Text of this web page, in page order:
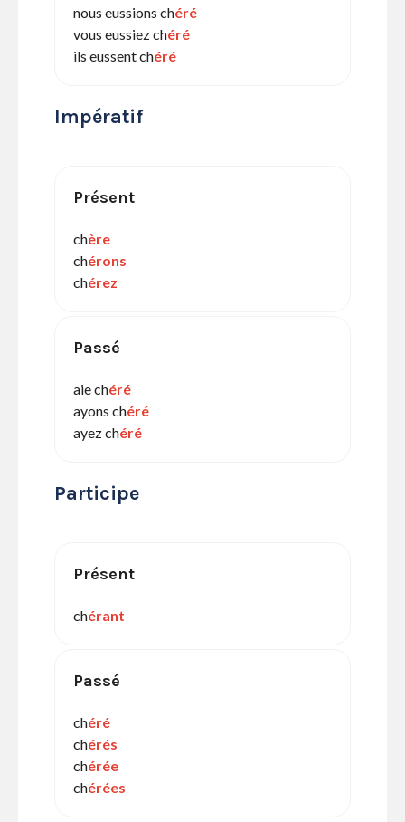
nous eussions chéré
vous eussiez chéré
ils eussent chéré
Impératif
Présent
chère
chérons
chérez
Passé
aie chéré
ayons chéré
ayez chéré
Participe
Présent
chérant
Passé
chéré
chérés
chérée
chérées